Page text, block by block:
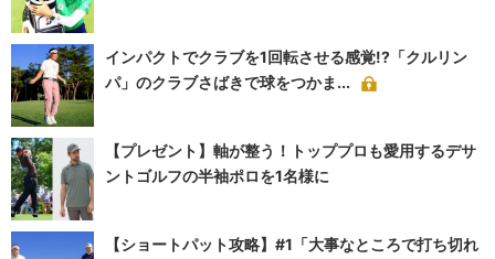
インパクトでクラブを1回転させる感覚!?「クルリン
パ」のクラブさばきで球をつかま...
【プレゼント】軸が整う！トッププロも愛用するデサ
ントゴルフの半袖ポロを1名様に
【ショートパット攻略】#1「大事なところで打ち切れ